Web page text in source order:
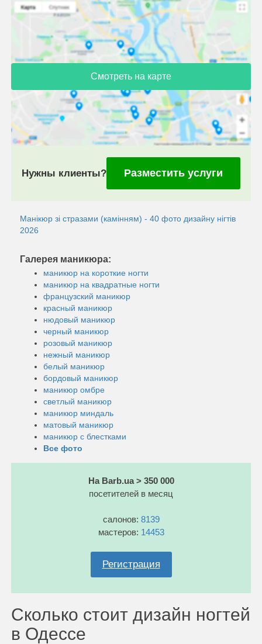
Смотреть на карте
Нужны клиенты? Разместить услуги
Манікюр зі стразами (камінням) - 40 фото дизайну нігтів
2026
Галерея маникюра:
маникюр на короткие ногти
маникюр на квадратные ногти
французский маникюр
красный маникюр
нюдовый маникюр
черный маникюр
розовый маникюр
нежный маникюр
белый маникюр
бордовый маникюр
маникюр омбре
светлый маникюр
маникюр миндаль
матовый маникюр
маникюр с блестками
Все фото
На Barb.ua > 350 000
посетителей в месяц
салонов: 8139
мастеров: 14453
Регистрация
Сколько стоит дизайн ногтей
в Одессе